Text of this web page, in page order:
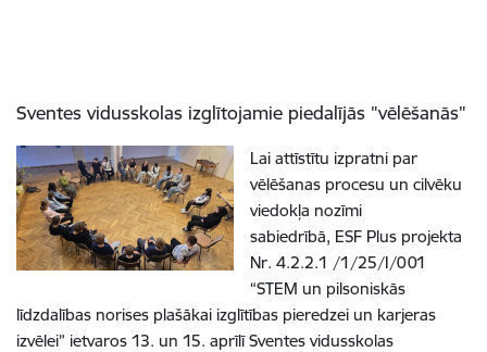
Sventes vidusskolas izglītojamie piedalījās "vēlēšanās"
Lai attīstītu izpratni par
vēlēšanas procesu un cilvēku
viedokļa nozīmi
sabiedrībā, ESF Plus projekta
Nr. 4.2.2.1 /1/25/I/001
“STEM un pilsoniskās
līdzdalības norises plašākai izglītības pieredzei un karjeras
izvēlei” ietvaros 13. un 15. aprīlī Sventes vidusskolas